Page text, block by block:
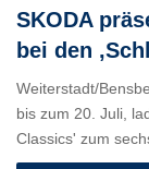
SKODA
bei den
Weiterstadt/
bis zum 20. Juli,
Classics' zum